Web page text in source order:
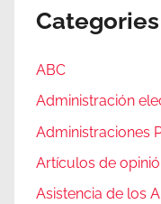
Categories
ABC
Administración
Administraciones
Artículos de
Asistencia de los